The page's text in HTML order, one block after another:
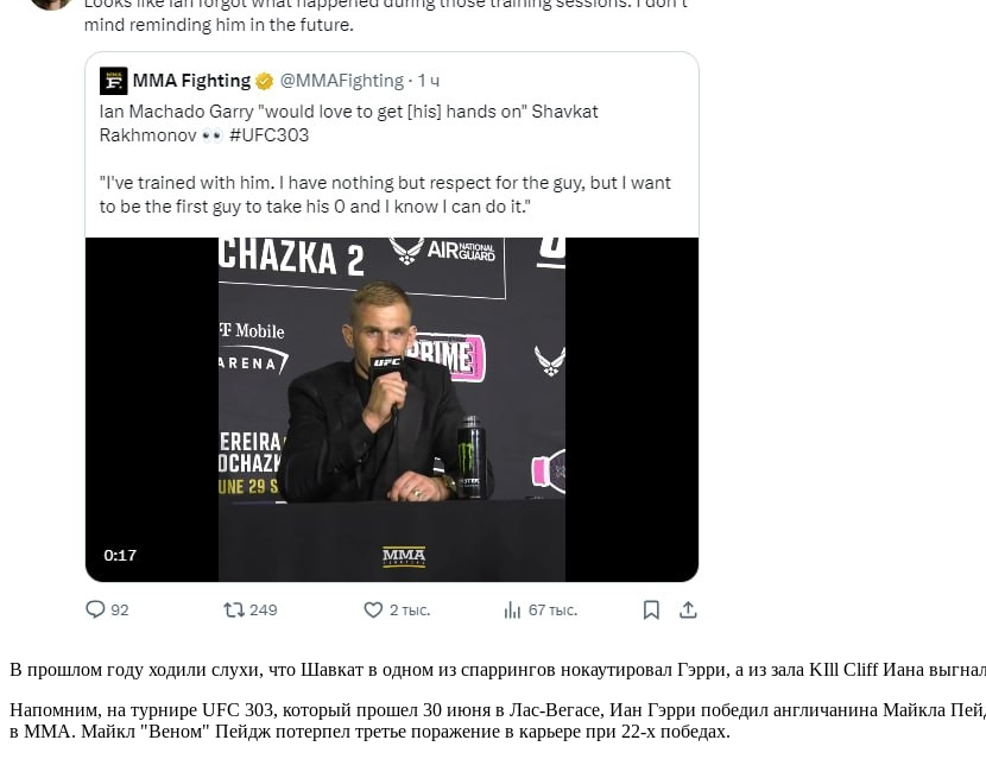
В прошлом году ходили слухи, что Шавкат в одном из спаррингов нокаутировал Гэрри, а из зала KIll Cliff Иана
Напомним, на турнире UFC 303, который прошел 30 июня в Лас-Вегасе, Иан Гэрри победил англичанина Майкла
в ММА. Майкл "Веном" Пейдж потерпел третье поражение в карьере при 22-х победах.